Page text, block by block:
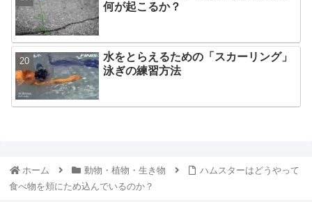
何が起こるか？
水をとらえるための「スカーリング」
泳ぎの練習方法
ホーム 動物・植物・生き物
ハムスターはどうやって
食べ物を頬にため込んでいるのか？